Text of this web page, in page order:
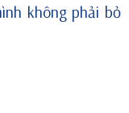
không phải bỏ